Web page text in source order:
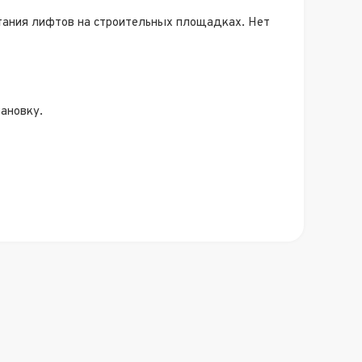
лифтов на строительных площадках. Нет